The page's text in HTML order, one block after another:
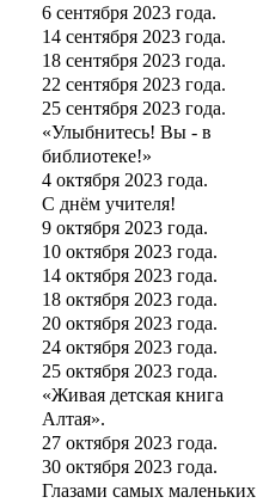
6 сентября 2023 года.
14 сентября 2023 года.
18 сентября 2023 года.
22 сентября 2023 года.
25 сентября 2023 года.
«Улыбнитесь! Вы - в
библиотеке!»
4 октября 2023 года.
С днём учителя!
9 октября 2023 года.
10 октября 2023 года.
14 октября 2023 года.
18 октября 2023 года.
20 октября 2023 года.
24 октября 2023 года.
25 октября 2023 года.
«Живая детская книга
Алтая».
27 октября 2023 года.
30 октября 2023 года.
Глазами самых маленьких